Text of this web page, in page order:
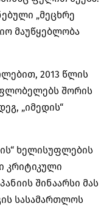
„მეცხრე
მაუწყებლობა
2013 წლის
შორის
„იმედის“
ხელისუფლების
კრიტიკული
შინაარსი მას
სასამართლოს